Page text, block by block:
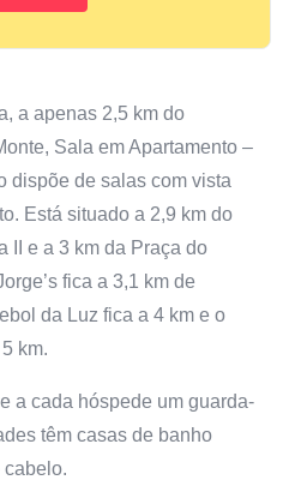
a apenas 2,5 km do
Sala em Apartamento –
dispõe de salas com vista
Está situado a 2,9 km do
II e a 3 km da Praça do
fica a 3,1 km de
da Luz fica a 4 km e o
km.
a cada hóspede um guarda-
têm casas de banho
cabelo.